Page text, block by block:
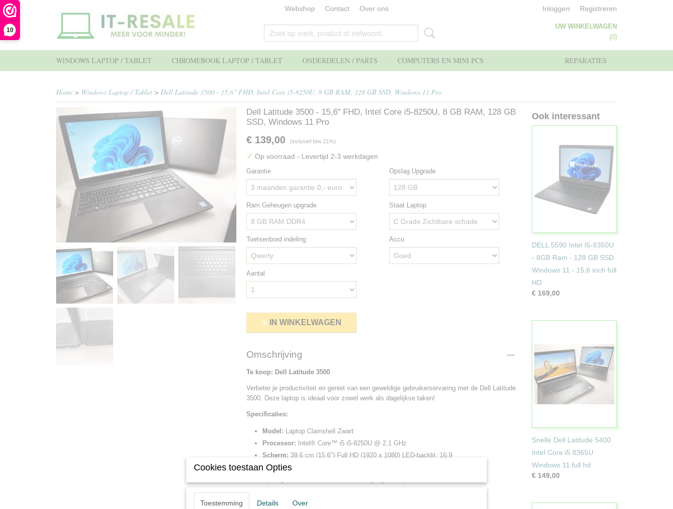
10
Webshop Contact Over ons Inloggen Registreren
UW WINKELWAGEN
(0)
REPARATIES
WINDOWS LAPTOP / TABLET CHROMEBOOK LAPTOP / TABLET ONDERDELEN / PARTS COMPUTERS EN MINI PCS
Home > Windows Laptop / Tablet > Dell Latitude 3500 - 15,6" FHD, Intel Core i5-8250U, 8 GB RAM, 128 GB SSD, Windows 11 Pro
Dell Latitude 3500 - 15,6" FHD, Intel Core i5-8250U, 8 GB RAM, 128 GB
SSD, Windows 11 Pro
€ 139,00 (inclusief btw 21%)
✓ Op voorraad - Levertijd 2-3 werkdagen
Garantie Opslag Upgrade
Ram Geheugen upgrade Staat Laptop
Toetsenbord indeling Accu
Aantal
IN WINKELWAGEN
Omschrijving
Te koop: Dell Latitude 3500
Verbeter je productiviteit en geniet van een geweldige gebruikerservaring met de Dell Latitude
3500. Deze laptop is ideaal voor zowel werk als dagelijkse taken!
Specificaties:
Model: Laptop Clamshell Zwart
Processor: Intel® Core™ i5 i5-8250U @ 2,1 GHz
Scherm: 39,6 cm (15.6") Full HD (1920 x 1080) LED-backlit, 16:9
Geheugen:
Grafische kaart:
Ook interessant
DELL 5590 Intel I5-8350U
- 8GB Ram - 128 GB SSD
Windows 11 - 15,6 inch full
HD
€ 169,00
Snelle Dell Latitude 5400
Intel Core i5 8365U
Windows 11 full hd
€ 149,00
Cookies toestaan Opties
Toestemming Details Over